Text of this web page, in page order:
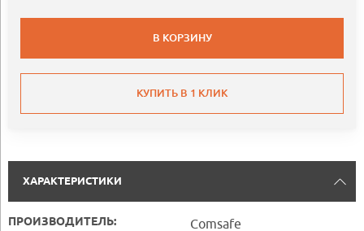
В КОРЗИНУ
КУПИТЬ В 1 КЛИК
ХАРАКТЕРИСТИКИ
ПРОИЗВОДИТЕЛЬ: Comsafe